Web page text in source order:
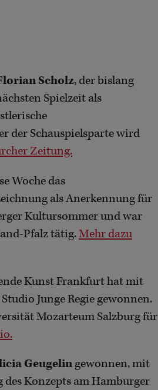
Scholz, der bislang
Spielzeit als
der Schauspielsparte wird
Zeitung.
Woche das
als Anerkennung für
Kultursommer und war
Pfalz tätig.Mehr dazu
Kunst Frankfurt hat mit
Junge Regie gewonnen.
Mozarteum Salzburg für
Geugelin gewonnen, mit
Konzepts am Hamburger